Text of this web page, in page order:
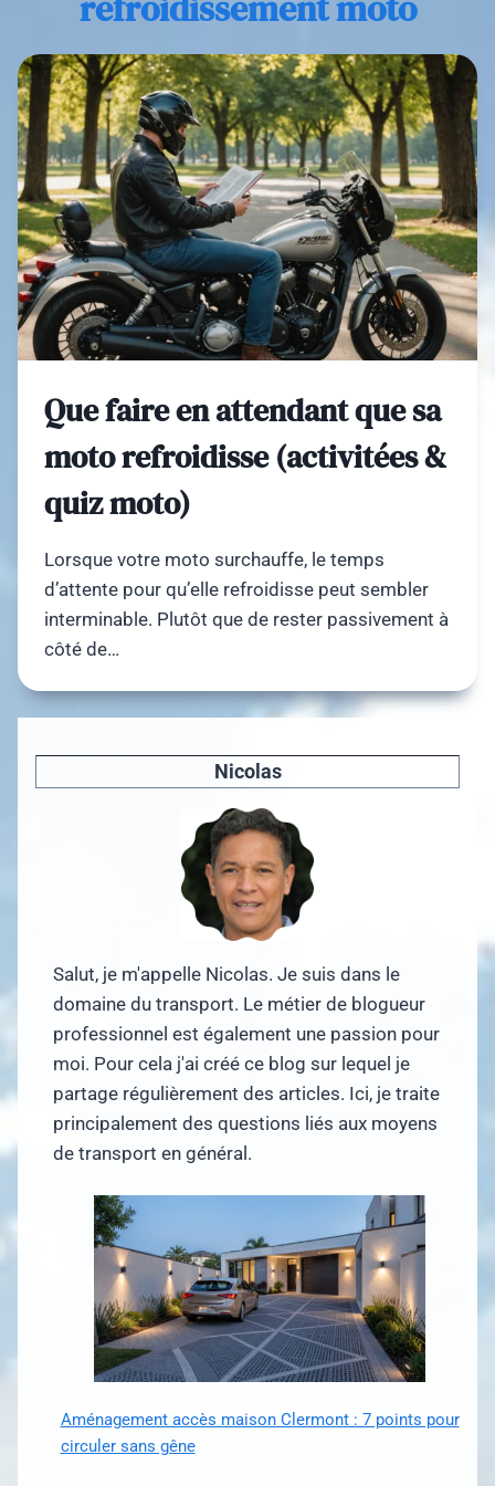
Que faire en attendant que sa
moto refroidisse (activitées &
quiz moto)
Lorsque votre moto surchauffe, le temps
d’attente pour qu’elle refroidisse peut sembler
interminable. Plutôt que de rester passivement à
côté de…
Nicolas
Salut, je m'appelle Nicolas. Je suis dans le
domaine du transport. Le métier de blogueur
professionnel est également une passion pour
moi. Pour cela j'ai créé ce blog sur lequel je
partage régulièrement des articles. Ici, je traite
principalement des questions liés aux moyens
de transport en général.
Aménagement accès maison Clermont : 7 points pour
circuler sans gêne